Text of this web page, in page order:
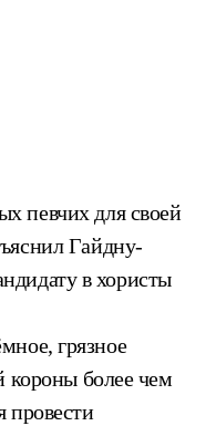
певчих для своей
Гайдну-
в хористы
грязное
короны более чем
провести